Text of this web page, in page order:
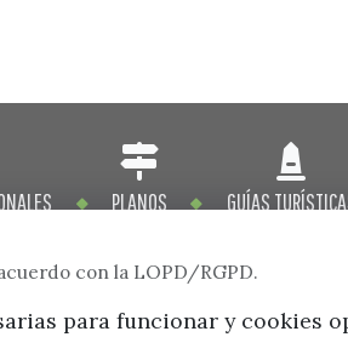
PLANOS GUÍAS
con la LOPD/RGPD.
para funcionar y cookies